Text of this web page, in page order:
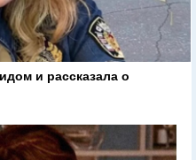
и рассказала о